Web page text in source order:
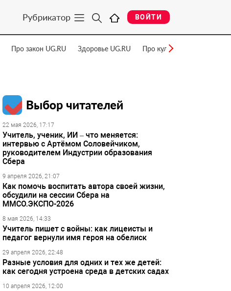
Рубрикатор ВОЙТИ
Про закон UG.RU Здоровье UG.RU Про культуру UG.RU
Выбор читателей
22 мая 2026, 17:17
Учитель, ученик, ИИ – что меняется:
интервью с Артёмом Соловейчиком,
руководителем Индустрии образования
Сбера
9 апреля 2026, 21:07
Как помочь воспитать автора своей жизни,
обсудили на сессии Сбера на
ММСО.ЭКСПО-2026
8 мая 2026, 14:33
Учитель пишет с войны: как лицеисты и
педагог вернули имя героя на обелиск
29 апреля 2026, 22:48
Разные условия для одних и тех же детей:
как сегодня устроена среда в детских садах
10 апреля 2026, 12:00